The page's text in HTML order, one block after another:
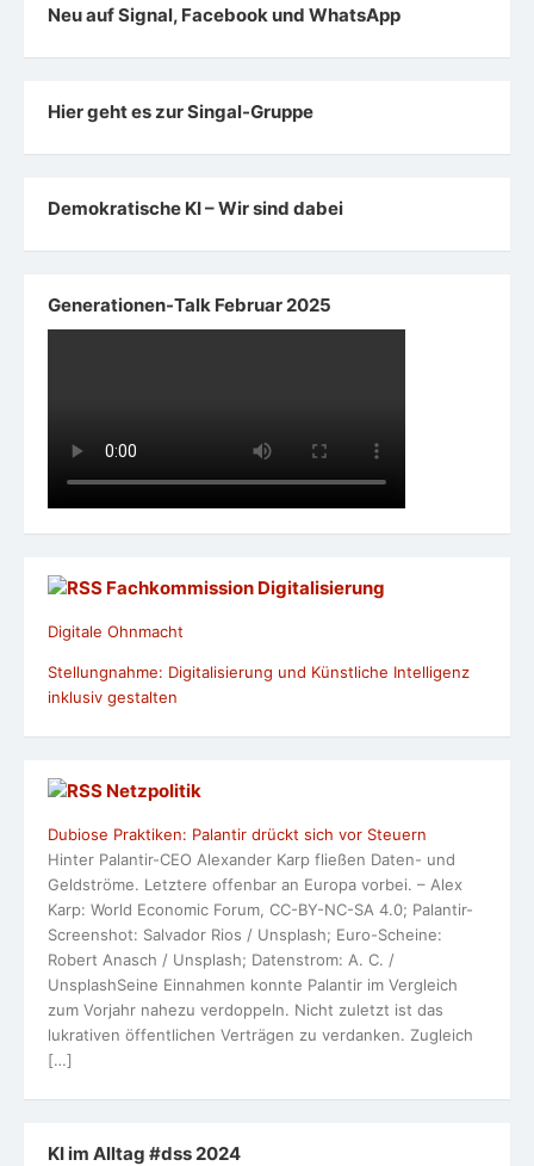
Neu auf Signal, Facebook und WhatsApp
Hier geht es zur Singal-Gruppe
Demokratische KI – Wir sind dabei
Generationen-Talk Februar 2025
Fachkommission Digitalisierung
Digitale Ohnmacht
Stellungnahme: Digitalisierung und Künstliche Intelligenz
inklusiv gestalten
Netzpolitik
Dubiose Praktiken: Palantir drückt sich vor Steuern
Hinter Palantir-CEO Alexander Karp fließen Daten- und
Geldströme. Letztere offenbar an Europa vorbei. – Alex
Karp: World Economic Forum, CC-BY-NC-SA 4.0; Palantir-
Screenshot: Salvador Rios / Unsplash; Euro-Scheine:
Robert Anasch / Unsplash; Datenstrom: A. C. /
UnsplashSeine Einnahmen konnte Palantir im Vergleich
zum Vorjahr nahezu verdoppeln. Nicht zuletzt ist das
lukrativen öffentlichen Verträgen zu verdanken. Zugleich
[…]
KI im Alltag #dss 2024